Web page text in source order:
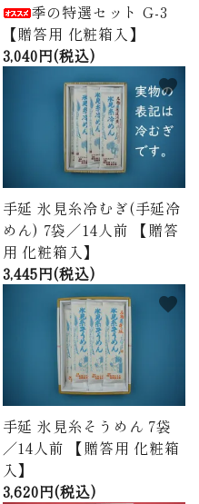
季の特選セット G-3
【贈答用 化粧箱入】
3,040円(税込)
手延 氷見糸冷むぎ(手延冷
めん) 7袋／14人前 【贈答
用 化粧箱入】
3,445円(税込)
favorite
手延 氷見糸そうめん 7袋
／14人前 【贈答用 化粧箱
入】
3,620円(税込)
favorite